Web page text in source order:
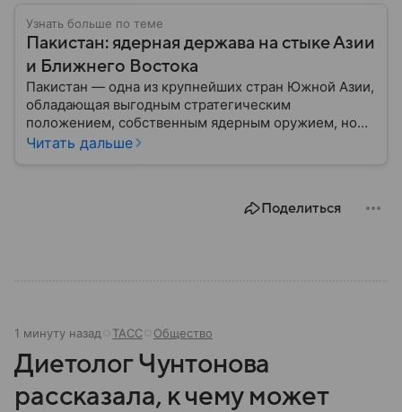
Узнать больше по теме
Пакистан: ядерная держава на стыке Азии
и Ближнего Востока
Пакистан — одна из крупнейших стран Южной Азии,
обладающая выгодным стратегическим
положением, собственным ядерным оружием, но
сложной внутренней и внешнеполитической
Читать дальше
Поделиться
1 минуту назад ТАСС Общество
Диетолог Чунтонова
рассказала, к чему может